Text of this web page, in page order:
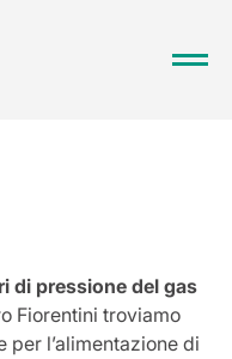
di pressione del gas
Fiorentini troviamo
per l’alimentazione di